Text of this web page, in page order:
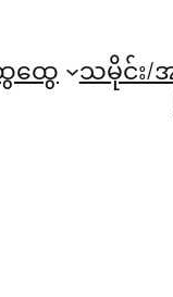
ထွေ သမိုင်း/